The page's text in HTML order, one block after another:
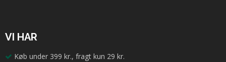
VI HAR
Køb under 399 kr., fragt kun 29 kr.